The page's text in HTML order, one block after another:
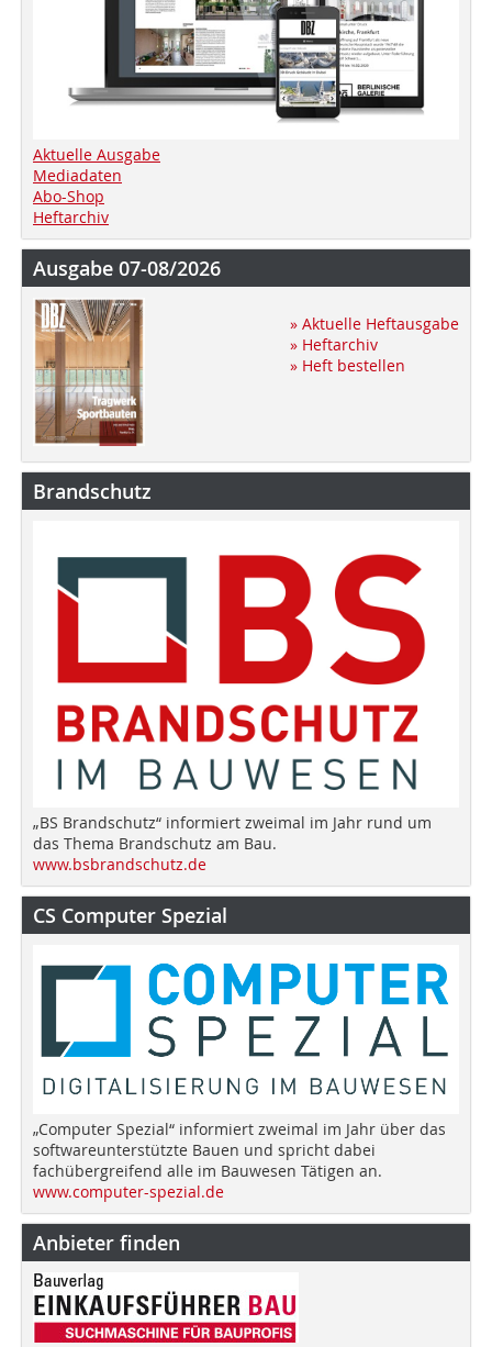
Aktuelle Ausgabe
Mediadaten
Abo-Shop
Heftarchiv
Ausgabe 07-08/2026
» Aktuelle Heftausgabe
» Heftarchiv
» Heft bestellen
Brandschutz
„BS Brandschutz“ informiert zweimal im Jahr rund um
das Thema Brandschutz am Bau.
www.bsbrandschutz.de
CS Computer Spezial
„Computer Spezial“ informiert zweimal im Jahr über das
softwareunterstützte Bauen und spricht dabei
fachübergreifend alle im Bauwesen Tätigen an.
www.computer-spezial.de
Anbieter finden